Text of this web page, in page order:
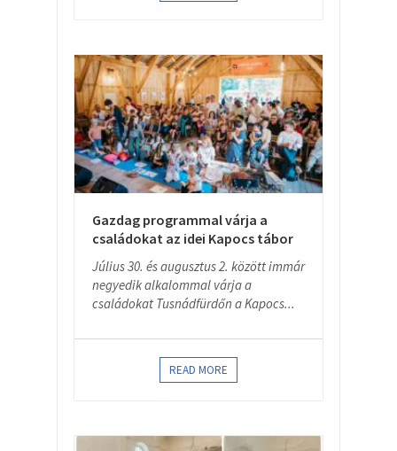
Gazdag programmal várja a
családokat az idei Kapocs tábor
Július 30. és augusztus 2. között immár
negyedik alkalommal várja a
családokat Tusnádfürdőn a Kapocs...
READ MORE